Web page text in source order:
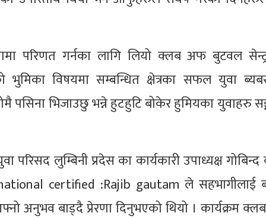
परिणत गर्नका लागि लियो क्लब अफ बुटवल
विषयमा सम्बन्धित क्षेत्रका सफल युवा
पसिना भिजाउछु भन्ने हुटहुटि बोकेर हुमियका युवाहरु
लुम्बिनी प्रदेस का कार्यकारी उपाध्यक्ष
certified :Rajib gautam ले सहभागीलाई
अनुभव बाड्दै प्रेरणा दिनुभएको थियो । कार्यक्रम